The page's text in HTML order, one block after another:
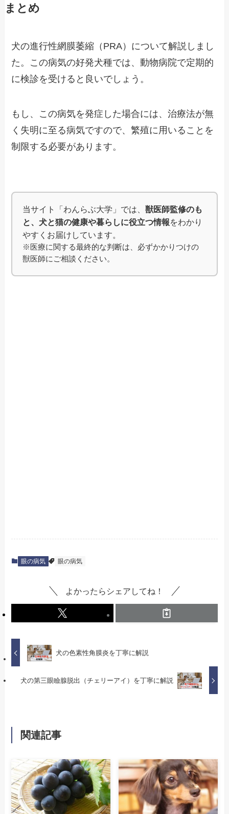
まとめ
犬の進行性網膜萎縮（PRA）について解説しまし
た。この病気の好発犬種では、動物病院で定期的
に検診を受けると良いでしょう。
もし、この病気を発症した場合には、治療法が無
く失明に至る病気ですので、繁殖に用いることを
制限する必要があります。
当サイト「わんらぶ大学」では、獣医師監修のも
と、犬と猫の健康や暮らしに役立つ情報をわかり
やすくお届けしています。
※医療に関する最終的な判断は、必ずかかりつけの
獣医師にご相談ください。
眼の病気 眼の病気
よかったらシェアしてね！
犬の色素性角膜炎を丁寧に解説
犬の第三眼瞼腺脱出（チェリーアイ）を丁寧に解説
関連記事